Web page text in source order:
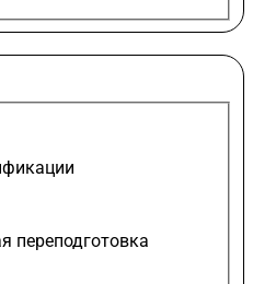
переподготовка